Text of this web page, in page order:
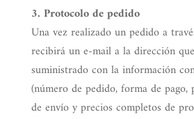
3. Protocolo de pedido
Una vez realizado un pedido a
recibirá un e-mail a la dirección
suministrado con la información
(número de pedido, forma de pago,
de envío y precios completos de